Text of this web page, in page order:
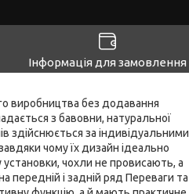
Інформація для замовлення
виробництва без додавання
з бавовни, натуральної
здійснюється за індивідуальними
чому їх дизайн ідеально
чохли не провисають, а
передній і задній ряд Переваги та